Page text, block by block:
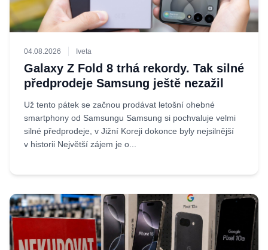
04.08.2026 Iveta
Galaxy Z Fold 8 trhá rekordy. Tak silné
předprodeje Samsung ještě nezažil
Už tento pátek se začnou prodávat letošní ohebné
smartphony od Samsungu Samsung si pochvaluje velmi
silné předprodeje, v Jižní Koreji dokonce byly nejsilnější
v historii Největší zájem je o...